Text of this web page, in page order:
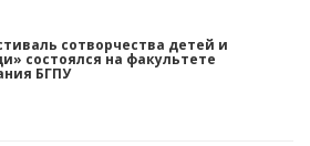
сотворчества детей и
состоялся на факультете
БГПУ